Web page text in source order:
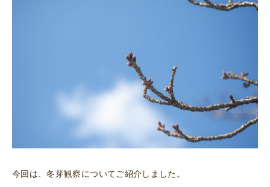
今回は、冬芽観察についてご紹介しました。